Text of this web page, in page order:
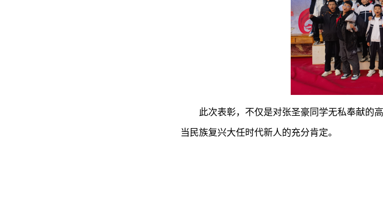
此次表彰，不仅是对张圣豪同学无私奉献的
当民族复兴大任时代新人的充分肯定。